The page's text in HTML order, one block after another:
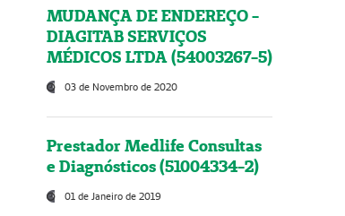
MUDANÇA DE ENDEREÇO -
DIAGITAB SERVIÇOS
MÉDICOS LTDA (54003267-5)
03 de Novembro de 2020
Prestador Medlife Consultas
e Diagnósticos (51004334-2)
01 de Janeiro de 2019